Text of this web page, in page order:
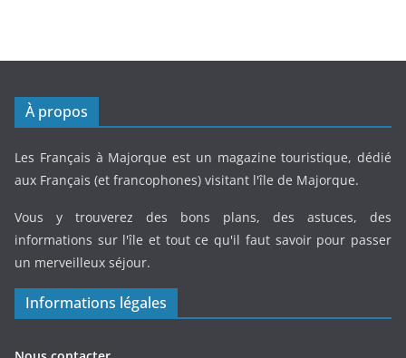
À propos
Les Français à Majorque est un magazine touristique, dédié
aux Français (et francophones) visitant l'île de Majorque.
Vous y trouverez des bons plans, des astuces, des
informations sur l'île et tout ce qu'il faut savoir pour passer
un merveilleux séjour.
Informations légales